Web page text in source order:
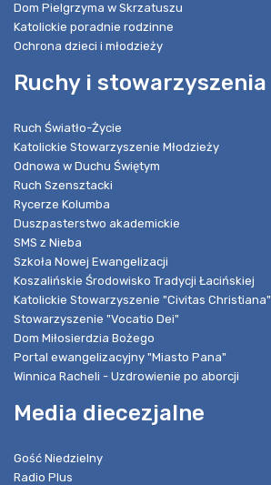
Dom Pielgrzyma w Skrzatuszu
Katolickie poradnie rodzinne
Ochrona dzieci i młodzieży
Ruchy i stowarzyszenia
Ruch Światło-Życie
Katolickie Stowarzyszenie Młodzieży
Odnowa w Duchu Świętym
Ruch Szensztacki
Rycerze Kolumba
Duszpasterstwo akademickie
SMS z Nieba
Szkoła Nowej Ewangelizacji
Koszalińskie Środowisko Tradycji Łacińskiej
Katolickie Stowarzyszenie "Civitas Christiana"
Stowarzyszenie "Vocatio Dei"
Dom Miłosierdzia Bożego
Portal ewangelizacyjny "Miasto Pana"
Winnica Racheli - Uzdrowienie po aborcji
Media diecezjalne
Gość Niedzielny
Radio Plus